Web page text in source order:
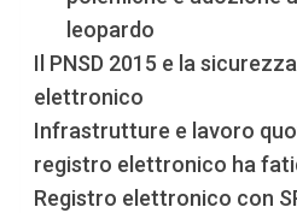
leopardo
Il PNSD 2015 e la
elettronico
Infrastrutture e lavoro
registro elettronico ha
Registro elettronico con